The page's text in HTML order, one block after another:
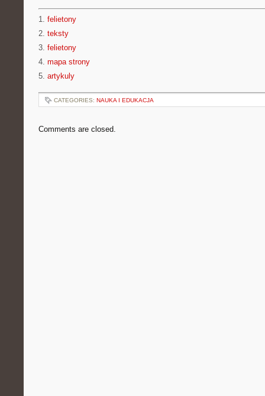
1. felietony
2. teksty
3. felietony
4. mapa strony
5. artykuly
CATEGORIES: NAUKA I EDUKACJA
Comments are closed.